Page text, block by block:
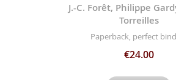
J.-C. Forêt, Philippe
Torreilles
Paperback, perfect
€24.00